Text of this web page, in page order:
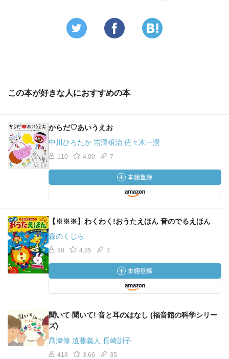
この本が好きな人におすすめの本
からだ♡あいうえお
中川ひろたか 吉澤穣治 佐々木一澄
110 4.00 7
【※※※】わくわく!おうたえほん 音のでるえほん
森のくじら
98 4.85 3
聞いて 聞いて! 音と耳のはなし (福音館の科学シリー
ズ)
髙津修 遠藤義人 長崎訓子
418 3.66 35